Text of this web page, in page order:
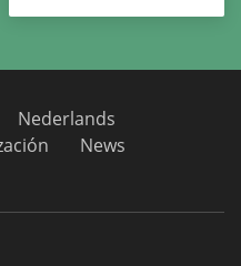
Nederlands
News